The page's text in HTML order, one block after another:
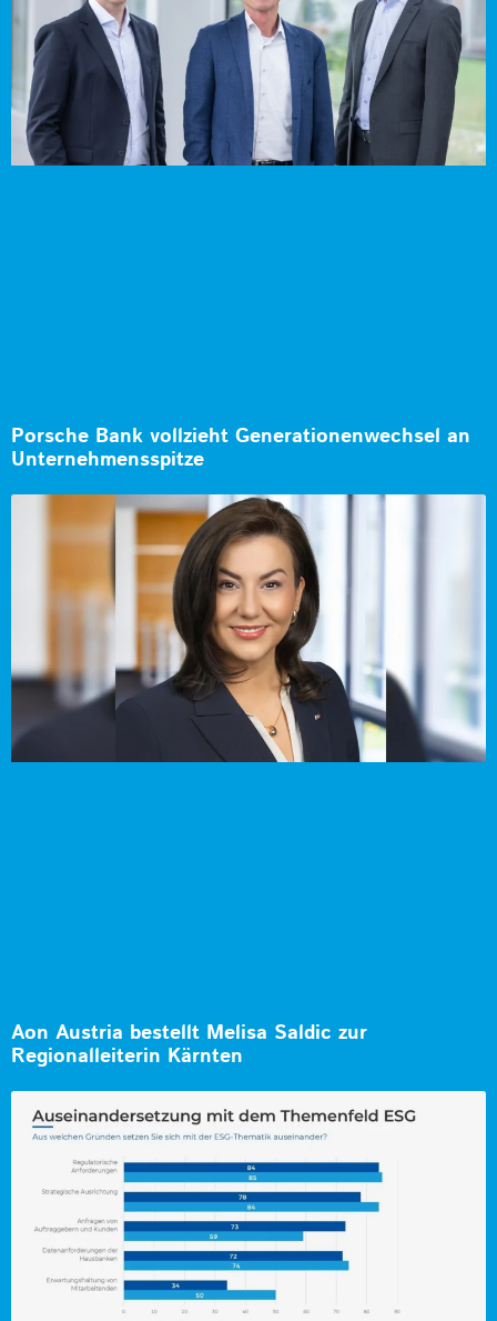
Porsche Bank vollzieht Generationenwechsel an
Unternehmensspitze
Aon Austria bestellt Melisa Saldic zur
Regionalleiterin Kärnten